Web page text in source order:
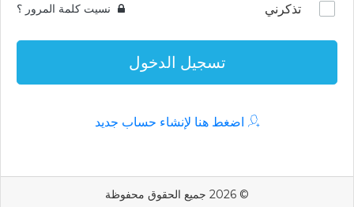
تذكرني نسيت كلمة المرور ؟
تسجيل الدخول
اضغط هنا لإنشاء حساب جديد
© 2026 جميع الحقوق محفوظة